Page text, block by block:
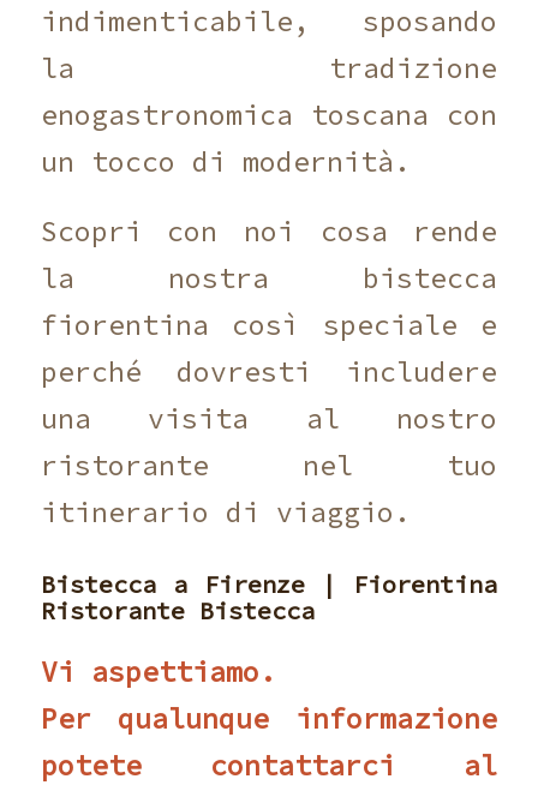
indimenticabile, sposando
la tradizione
enogastronomica toscana con
un tocco di modernità.
Scopri con noi cosa rende
la nostra bistecca
fiorentina così speciale e
perché dovresti includere
una visita al nostro
ristorante nel tuo
itinerario di viaggio.
Bistecca a Firenze | Fiorentina
Ristorante Bistecca
Vi aspettiamo.
Per qualunque informazione
potete contattarci al